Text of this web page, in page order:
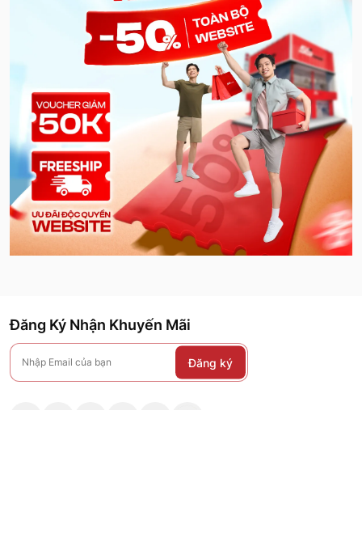
Đăng Ký Nhận Khuyến Mãi
Đăng ký